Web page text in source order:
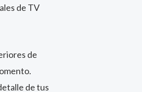
de TV
de
de tus